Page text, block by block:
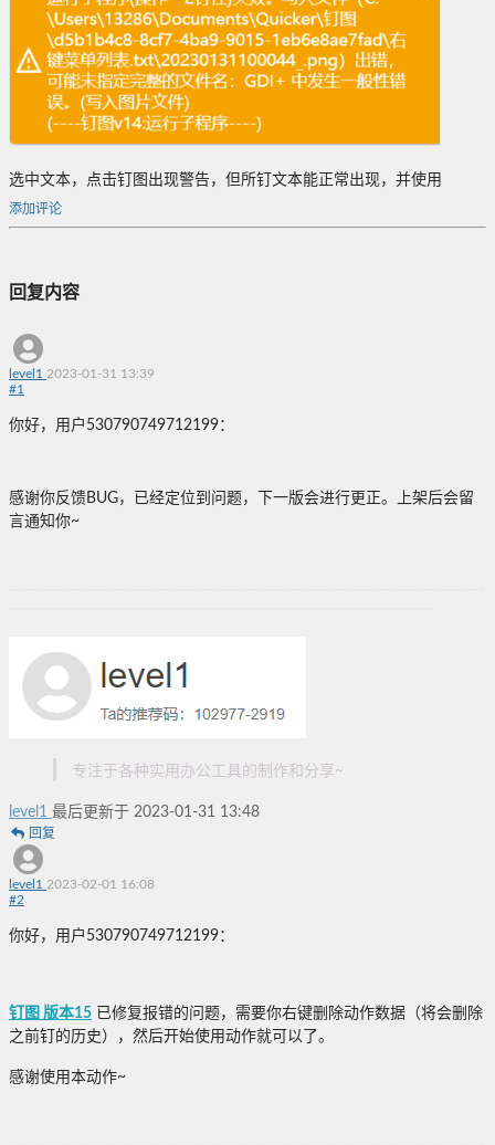
选中文本，点击钉图出现警告，但所钉文本能正常出现，并使用
添加评论
回复内容
level1 2023-01-31 13:39
#1
你好，用户530790749712199：
感谢你反馈BUG，已经定位到问题，下一版会进行更正。上架后会留
言通知你~
专注于各种实用办公工具的制作和分享~
level1 最后更新于 2023-01-31 13:48
回复
level1 2023-02-01 16:08
#2
你好，用户530790749712199：
钉图 版本15 已修复报错的问题，需要你右键删除动作数据（将会删除
之前钉的历史），然后开始使用动作就可以了。
感谢使用本动作~